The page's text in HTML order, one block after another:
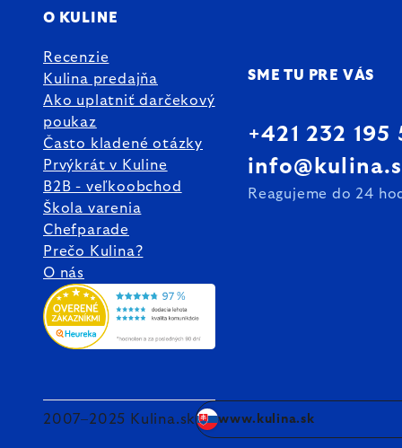
O KULINE
Recenzie
Kulina predajňa
Ako uplatniť darčekový
poukaz
Často kladené otázky
Prvýkrát v Kuline
B2B - veľkoobchod
Škola varenia
Chefparade
Prečo Kulina?
O nás
SME TU PRE VÁS
+421 232 195
Reagujeme do 24
2007–2025 Kulina.sk www.kulina.sk